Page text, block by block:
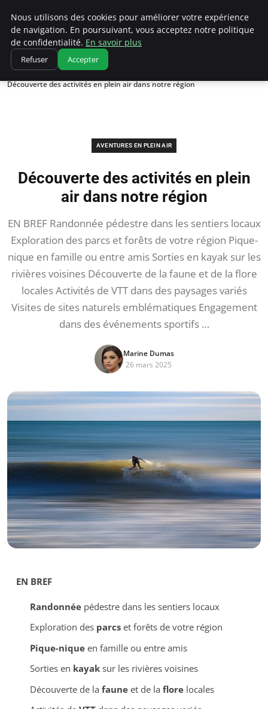
Correze Co
Accueil
Aventures en plein air
Découverte des activités en plein air dans notre région
AVENTURES EN PLEIN AIR
Découverte des activités en plein
air dans notre région
EN BREF Randonnée pédestre dans les sentiers locaux
Exploration des parcs et forêts de votre région Pique-
nique en famille ou entre amis Sorties en kayak sur les
rivières voisines Découverte de la faune et de la flore
locales Activités de VTT dans des paysages variés
Visites de sites naturels emblématiques Engagement
dans des événements sportifs …
Marine Dumas
26 mars 2025
EN BREF
Randonnéepédestre dans les sentiers locaux
Exploration des parcset forêts de votre région
Pique-niqueen famille ou entre amis
Sorties en kayaksur les rivières voisines
Découverte de la fauneet de la florelocales
Nous utilisons des cookies pour améliorer votre expérience
de navigation. En poursuivant, vous acceptez notre politique
de confidentialité. En savoir plus
Refuser Accepter